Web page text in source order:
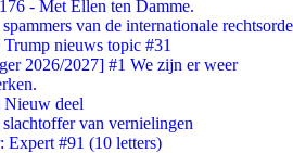
- Met Ellen ten Damme.
van de internationale rechtsorde
nieuws topic #31
2026/2027] #1 We zijn er weer
Nieuw deel
van vernielingen
Expert #91 (10 letters)